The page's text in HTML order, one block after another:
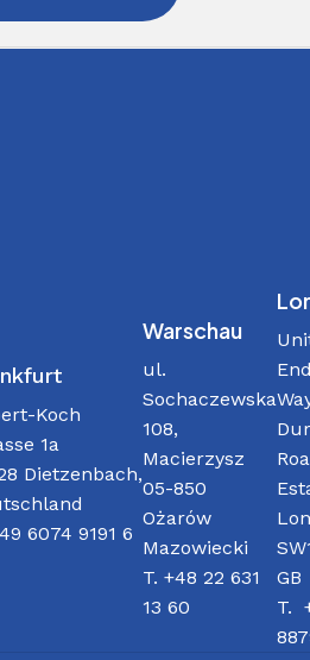
Koch
1a
Dietzenbach,
6074 9191 6
Warschau
ul.
Sochaczewska
108,
Macierzysz
05-850
Ożarów
Mazowiecki
T. +48 22 631
13 60
GB
T.